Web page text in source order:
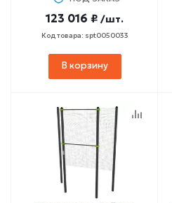
123 016 ₽ /шт.
Код товара: spt0050033
В корзину